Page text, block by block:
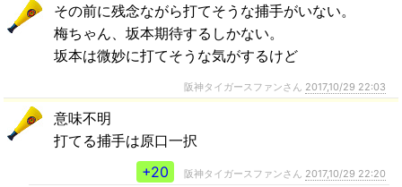
その前に残念ながら打てそうな捕手がいない。
梅ちゃん、坂本期待するしかない。
坂本は微妙に打てそうな気がするけど
阪神タイガースファンさん 2017,10/29 22:03
意味不明
打てる捕手は原口一択
+20
阪神タイガースファンさん 2017,10/29 22:20